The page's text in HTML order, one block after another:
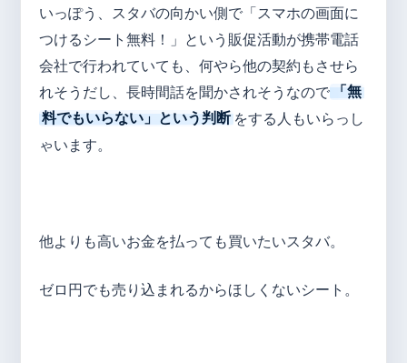
いっぽう、スタバの向かい側で「スマホの画面に
つけるシート無料！」という販促活動が携帯電話
会社で行われていても、何やら他の契約もさせら
れそうだし、長時間話を聞かされそうなので
「無
料でもいらない」という判断 をする人もいらっし
ゃいます。
他よりも高いお金を払っても買いたいスタバ。
ゼロ円でも売り込まれるからほしくないシート。